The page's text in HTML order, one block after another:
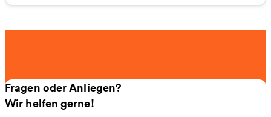
Fragen oder Anliegen?
Wir helfen gerne!